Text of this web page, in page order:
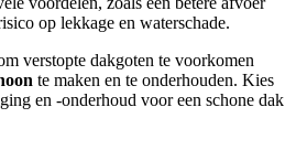
op lekkage en waterschade.
verstopte dakgoten te voorkomen
te maken en te onderhouden. Kies
en -onderhoud voor een schone dak